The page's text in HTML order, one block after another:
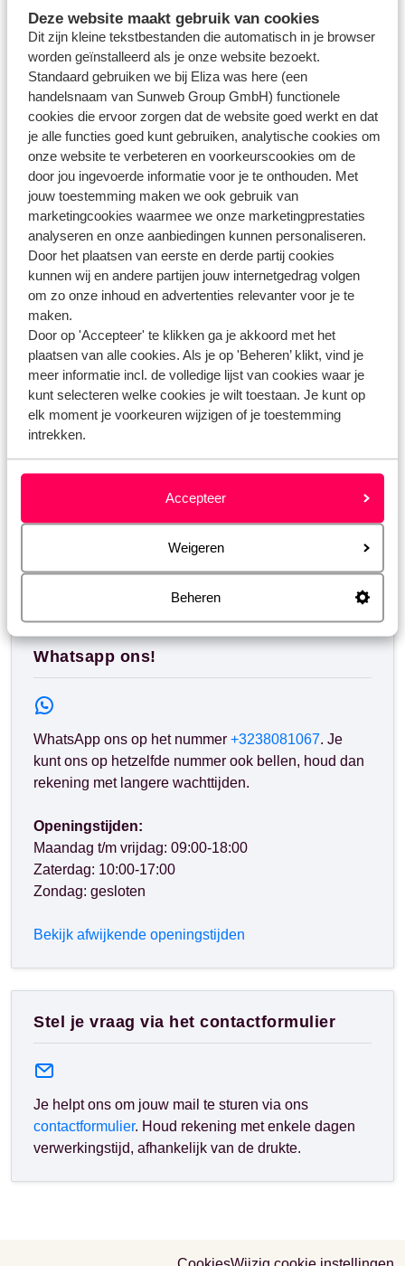
Deze website maakt gebruik van cookies
Dit zijn kleine tekstbestanden die automatisch in je browser
worden geïnstalleerd als je onze website bezoekt.
Standaard gebruiken we bij Eliza was here (een
handelsnaam van Sunweb Group GmbH) functionele
cookies die ervoor zorgen dat de website goed werkt en dat
je alle functies goed kunt gebruiken, analytische cookies om
onze website te verbeteren en voorkeurscookies om de
door jou ingevoerde informatie voor je te onthouden. Met
jouw toestemming maken we ook gebruik van
marketingcookies waarmee we onze marketingprestaties
analyseren en onze aanbiedingen kunnen personaliseren.
Door het plaatsen van eerste en derde partij cookies
kunnen wij en andere partijen jouw internetgedrag volgen
om zo onze inhoud en advertenties relevanter voor je te
maken.
Door op 'Accepteer' te klikken ga je akkoord met het
plaatsen van alle cookies. Als je op 'Beheren’ klikt, vind je
meer informatie incl. de volledige lijst van cookies waar je
kunt selecteren welke cookies je wilt toestaan. Je kunt op
elk moment je voorkeuren wijzigen of je toestemming
intrekken.
Accepteer
Weigeren
Beheren
3. Vul onder 'Reserveringsnummer' jouw PNR-nummer in.
Vul daarnaast de vertrekluchthaven en jouw vertrekdatum in
4. Check de namen van alle reizigers en vul de
ontbrekende persoonsgegevens in
5. Check jezelf en jouw eventuele reisgenoten in
6. Je ontvangt de boardingpas(sen). Bewaar deze goed
Vragen over hetzelfde onderwerp
Kan ik online inchecken voor mijn vlucht?
Hoe laat kan ik inchecken op de luchthaven?
Brussels Airlines - hoe kan ik online inchecken?
Condor - hoe kan ik online inchecken?
Gerelateerde vragen
Condor - hoe kan ik online inchecken?
Transavia - hoe kan ik online inchecken?
Heb jij jouw antwoord niet gevonden?
Whatsapp ons!
WhatsApp ons op het nummer +3238081067. Je
kunt ons op hetzelfde nummer ook bellen, houd dan
rekening met langere wachttijden.
Openingstijden:
Maandag t/m vrijdag: 09:00-18:00
Zaterdag: 10:00-17:00
Zondag: gesloten
Bekijk afwijkende openingstijden
Stel je vraag via het contactformulier
Je helpt ons om jouw mail te sturen via ons
contactformulier. Houd rekening met enkele dagen
verwerkingstijd, afhankelijk van de drukte.